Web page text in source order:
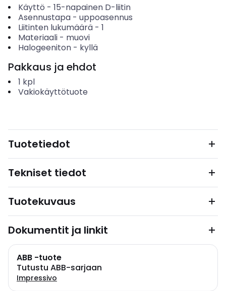
Käyttö - 15-napainen D-liitin
Asennustapa- uppoasennus
Liitinten lukumäärä- 1
Materiaali- muovi
Halogeeniton- kyllä
Pakkaus ja ehdot
1 kpl
Vakiokäyttötuote
Tuotetiedot
Tekniset tiedot
Tuotekuvaus
Dokumentit ja linkit
ABB -tuote
Tutustu ABB-sarjaan
Impressivo